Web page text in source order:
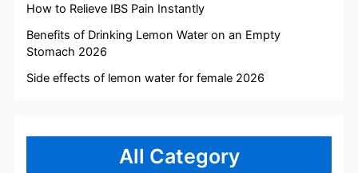
How to Relieve IBS Pain Instantly
Benefits of Drinking Lemon Water on an Empty
Stomach 2026
Side effects of lemon water for female 2026
All Category